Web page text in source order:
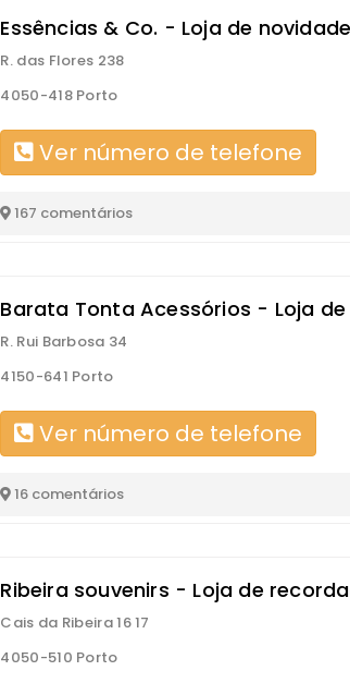
Essências & Co. - Loja de
R. das Flores 238
4050-418 Porto
Ver número de telefone
167 comentários
Barata Tonta Acessórios - Loja
R. Rui Barbosa 34
4150-641 Porto
Ver número de telefone
16 comentários
Ribeira souvenirs - Loja de
Cais da Ribeira 16 17
4050-510 Porto